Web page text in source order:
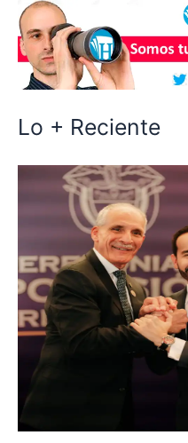
Lo + Reciente